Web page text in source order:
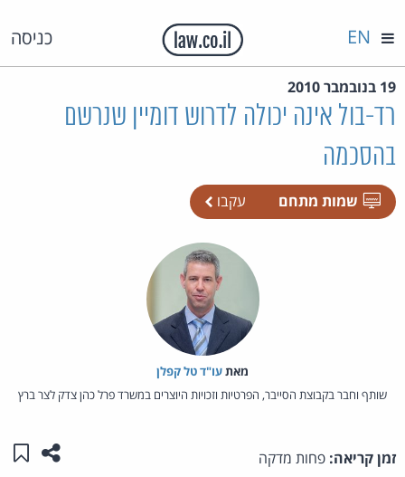
כניסה EN
19 בנובמבר 2010
רד-בול אינה יכולה לדרוש דומיין שנרשם
בהסכמה
שמות מתחם עקבו
מאת‏עו"ד טל קפלן
שותף וחבר בקבוצת הסייבר, הפרטיות וזכויות היוצרים במשרד פרל כהן צדק לצר ברץ
זמן קריאה: פחות מדקה שתפו